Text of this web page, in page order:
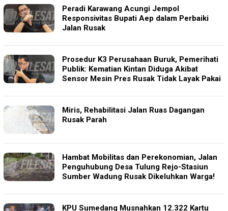
Peradi Karawang Acungi Jempol
Responsivitas Bupati Aep dalam Perbaiki
Jalan Rusak
Prosedur K3 Perusahaan Buruk, Pemerihati
Publik: Kematian Kintan Diduga Akibat
Sensor Mesin Pres Rusak Tidak Layak Pakai
Miris, Rehabilitasi Jalan Ruas Dagangan
Rusak Parah
Hambat Mobilitas dan Perekonomian, Jalan
Penguhubung Desa Tulung Rejo-Stasiun
Sumber Wadung Rusak Dikeluhkan Warga!
KPU Sumedang Musnahkan 12.322 Kartu